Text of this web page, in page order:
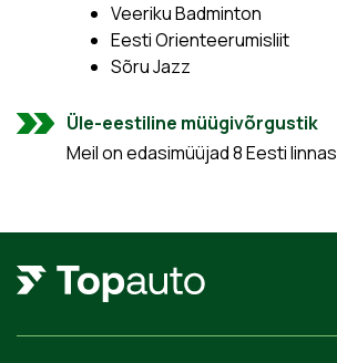
Veeriku Badminton
Eesti Orienteerumisliit
Sõru Jazz
Üle-eestiline müügivõrgustik
Meil on edasimüüjad 8 Eesti linnas